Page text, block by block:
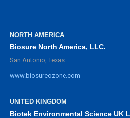
NORTH AMERICA
Biosure North America, LLC.
San Antonio, Texas
www.biosureozone.com
UNITED KINGDOM
Biotek Environmental Science UK